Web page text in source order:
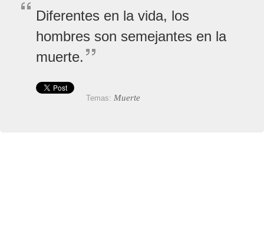
Diferentes en la vida, los
hombres son semejantes en la
muerte.
Temas: Muerte